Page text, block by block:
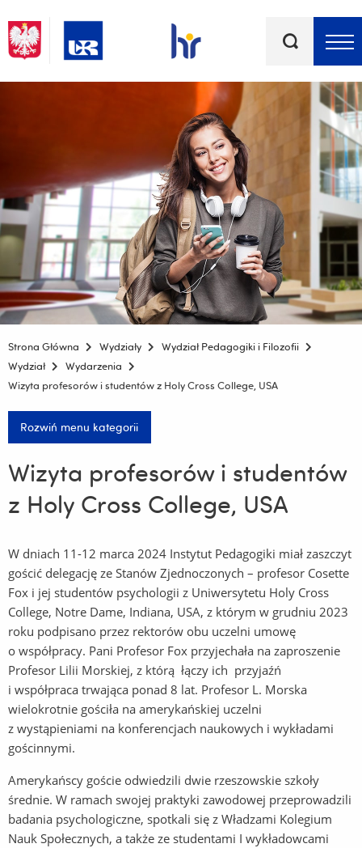
kluczowe
Strona Główna Wydziały
Wydział Pedagogiki i Filozofii
Wydział
Wydarzenia
Wizyta profesorów i studentów z Holy Cross College, USA
Rozwiń menu kategorii
Wizyta profesorów i studentów
z Holy Cross College, USA
W dniach 11-12 marca 2024 Instytut Pedagogiki miał zaszczyt
gościć delegację ze Stanów Zjednoczonych – profesor Cosette
Fox i jej studentów psychologii z Uniwersytetu Holy Cross
College, Notre Dame, Indiana, USA, z którym w grudniu 2023
roku podpisano przez rektorów obu uczelni umowę
o współpracy. Pani Profesor Fox przyjechała na zaproszenie
Profesor Lilii Morskiej, z którą łączy ich przyjaźń
i współpraca trwająca ponad 8 lat. Profesor L. Morska
wielokrotnie gościła na amerykańskiej uczelni
z wystąpieniami na konferencjach naukowych i wykładami
gościnnymi.
Amerykańscy goście odwiedzili dwie rzeszowskie szkoły
średnie. W ramach swojej praktyki zawodowej przeprowadzili
badania psychologiczne, spotkali się z Władzami Kolegium
Nauk Społecznych, a także ze studentami I wykładowcami